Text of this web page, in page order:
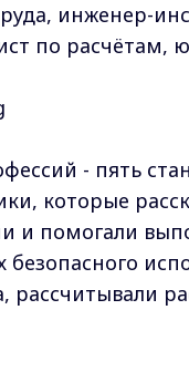
инженер-
по расчётам,
- пять
которые
и помогали
безопасного
рассчитывали